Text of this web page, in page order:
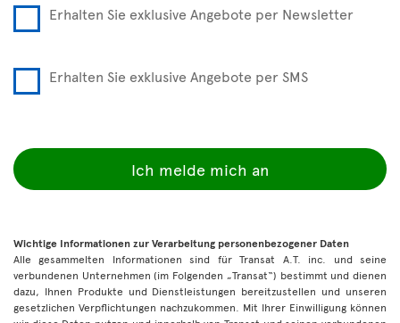
Erhalten Sie exklusive Angebote per Newsletter
Erhalten Sie exklusive Angebote per SMS
Ich melde mich an
Wichtige Informationen zur Verarbeitung personenbezogener Daten
Alle gesammelten Informationen sind für Transat A.T. inc. und seine
verbundenen Unternehmen (im Folgenden „Transat“) bestimmt und dienen
dazu, Ihnen Produkte und Dienstleistungen bereitzustellen und unseren
gesetzlichen Verpflichtungen nachzukommen. Mit Ihrer Einwilligung können